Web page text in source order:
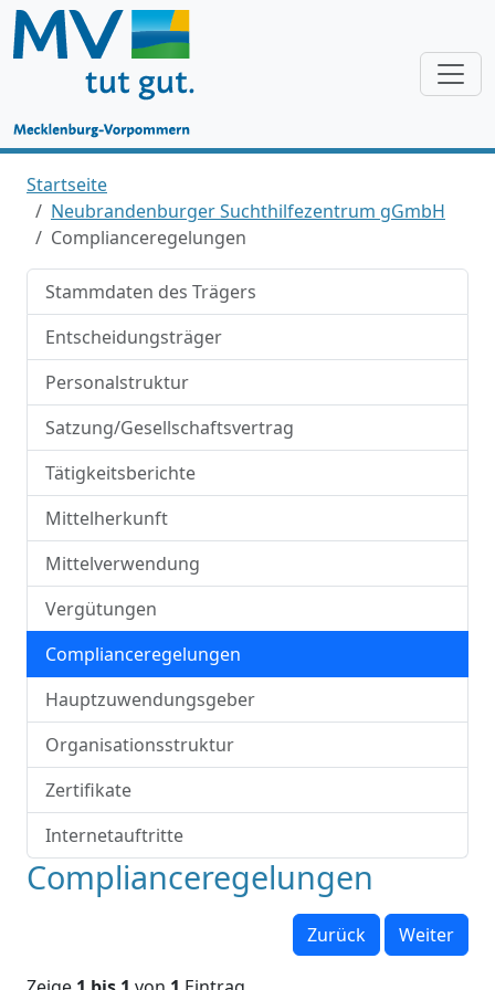
Startseite
Neubrandenburger Suchthilfezentrum gGmbH
Complianceregelungen
Stammdaten des Trägers
Entscheidungsträger
Personalstruktur
Satzung/Gesellschaftsvertrag
Tätigkeitsberichte
Mittelherkunft
Mittelverwendung
Vergütungen
Complianceregelungen
Hauptzuwendungsgeber
Organisationsstruktur
Zertifikate
Internetauftritte
Complianceregelungen
Zurück Weiter